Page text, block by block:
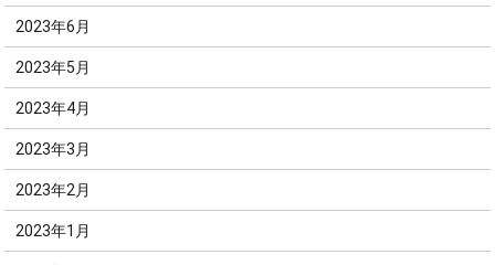
2023年6月
2023年5月
2023年4月
2023年3月
2023年2月
2023年1月